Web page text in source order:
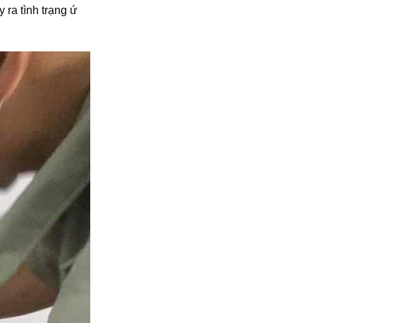
ra tình trạng ứ